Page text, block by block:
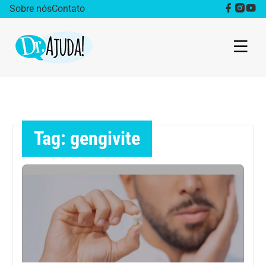
Sobre nósContato
Obesidade
Destaque
Vida Saudável
Saúde da mulher
Tag: gengivite